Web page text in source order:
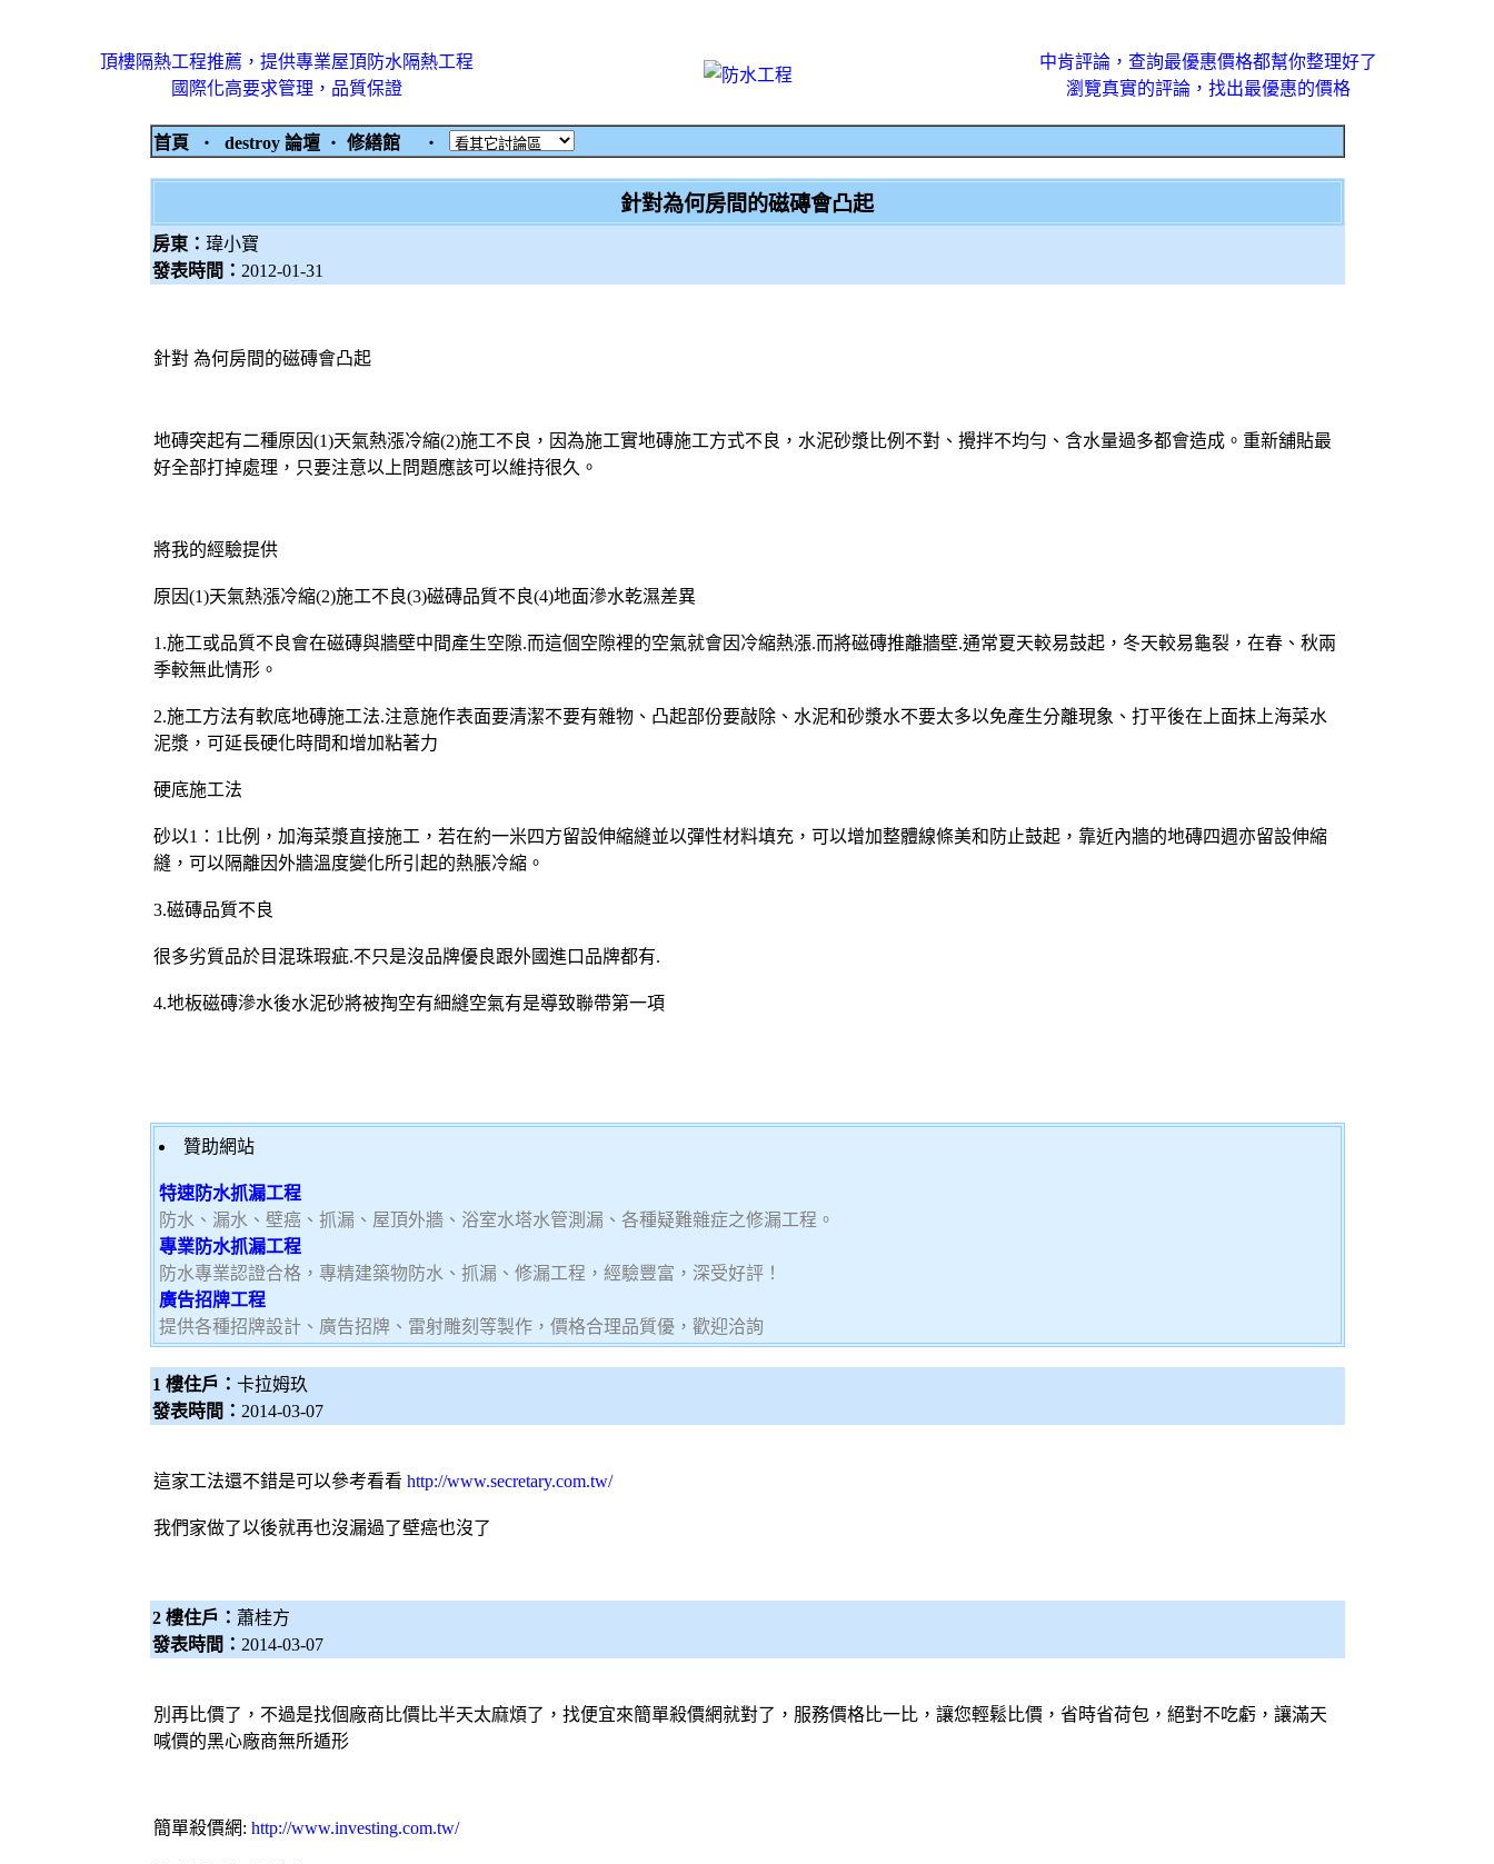
頂樓隔熱工程推薦，提供專業屋頂防水隔熱工程
國際化高要求管理，品質保證
中肯評論，查詢最優惠價格都幫你整理好了
瀏覽真實的評論，找出最優惠的價格
首頁 ‧ destroy 論壇 ‧ 修繕館 ‧
針對為何房間的磁磚會凸起
房東： 瑋小寶
發表時間： 2012-01-31
針對 為何房間的磁磚會凸起
地磚突起有二種原因(1)天氣熱漲冷縮(2)施工不良，因為施工實地磚施工方式不良，水泥砂漿比例不對、攪拌不均勻、含水量過多都會造成。重新舖貼最
好全部打掉處理，只要注意以上問題應該可以維持很久。
將我的經驗提供
原因(1)天氣熱漲冷縮(2)施工不良(3)磁磚品質不良(4)地面滲水乾濕差異
1.施工或品質不良會在磁磚與牆壁中間產生空隙.而這個空隙裡的空氣就會因冷縮熱漲.而將磁磚推離牆壁.通常夏天較易鼓起，冬天較易龜裂，在春、秋兩
季較無此情形。
2.施工方法有軟底地磚施工法.注意施作表面要清潔不要有雜物、凸起部份要敲除、水泥和砂漿水不要太多以免產生分離現象、打平後在上面抹上海菜水
泥漿，可延長硬化時間和增加粘著力
硬底施工法
砂以1：1比例，加海菜漿直接施工，若在約一米四方留設伸縮縫並以彈性材料填充，可以增加整體線條美和防止鼓起，靠近內牆的地磚四週亦留設伸縮
縫，可以隔離因外牆溫度變化所引起的熱脹冷縮。
3.磁磚品質不良
很多劣質品於目混珠瑕疵.不只是沒品牌優良跟外國進口品牌都有.
4.地板磁磚滲水後水泥砂將被掏空有細縫空氣有是導致聯帶第一項
贊助網站
特速防水抓漏工程
防水、漏水、壁癌、抓漏、屋頂外牆、浴室水塔水管測漏、各種疑難雜症之修漏工程。
專業防水抓漏工程
防水專業認證合格，專精建築物防水、抓漏、修漏工程，經驗豐富，深受好評！
廣告招牌工程
提供各種招牌設計、廣告招牌、雷射雕刻等製作，價格合理品質優，歡迎洽詢
1 樓住戶： 卡拉姆玖
發表時間： 2014-03-07
這家工法還不錯是可以參考看看 http://www.secretary.com.tw/
我們家做了以後就再也沒漏過了壁癌也沒了
2 樓住戶： 蕭桂方
發表時間： 2014-03-07
別再比價了，不過是找個廠商 比價 比半天太麻煩了，找便宜來簡單殺價網就對了，服務價格比一比，讓您輕鬆比價 ，省時省荷包，絕對不吃虧，讓滿天
喊價的黑心廠商無所遁形
簡單殺價網: http://www.investing.com.tw/